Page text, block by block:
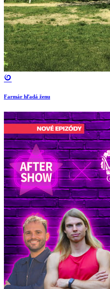
Farmár hľadá ženu